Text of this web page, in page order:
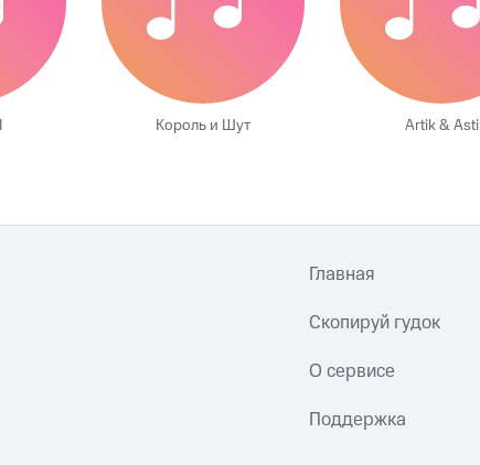
Король и Шут Artik & Asti
Главная
Скопируй гудок
О сервисе
Поддержка